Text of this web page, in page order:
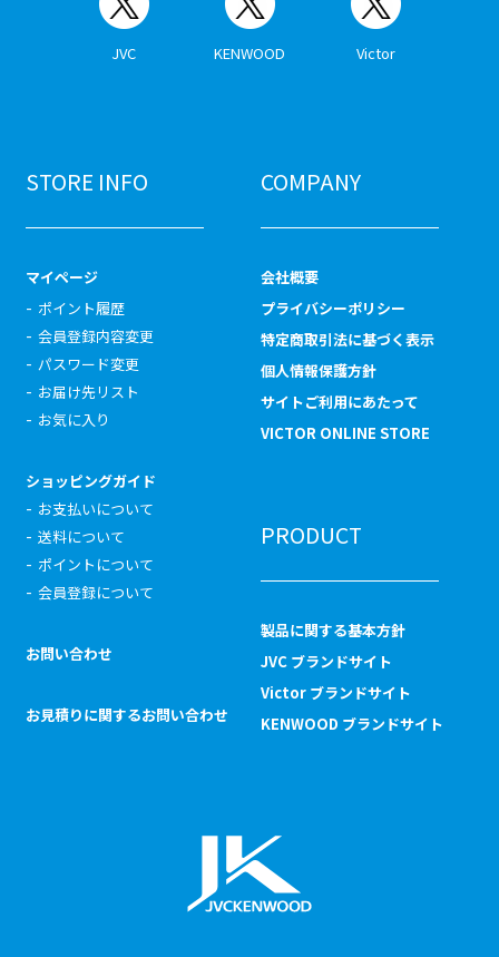
JVC KENWOOD Victor
STORE INFO
マイページ
ポイント履歴
会員登録内容変更
パスワード変更
お届け先リスト
お気に入り
ショッピングガイド
お支払いについて
送料について
ポイントについて
会員登録について
お問い合わせ
お見積りに関するお問い合わせ
COMPANY
会社概要
プライバシーポリシー
特定商取引法に基づく表示
個人情報保護方針
サイトご利用にあたって
VICTOR ONLINE STORE
PRODUCT
製品に関する基本方針
JVC ブランドサイト
Victor ブランドサイト
KENWOOD ブランドサイト